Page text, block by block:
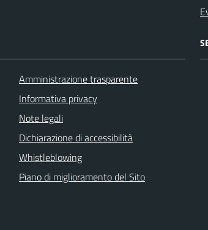
Amministrazione trasparente
Informativa privacy
Note legali
Dichiarazione di accessibilità
Whistleblowing
Piano di miglioramento del Sito